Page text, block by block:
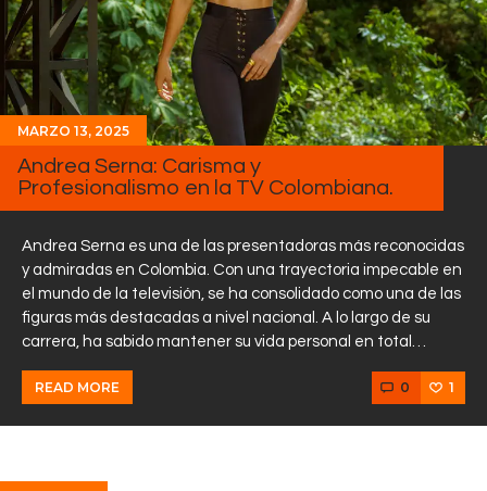
Programas
Noticias
Equipo
Sobre Nosotros
Contactos
MARZO 13, 2025
Andrea Serna: Carisma y
Profesionalismo en la TV Colombiana.
Andrea Serna es una de las presentadoras más reconocidas
y admiradas en Colombia. Con una trayectoria impecable en
el mundo de la televisión, se ha consolidado como una de las
figuras más destacadas a nivel nacional. A lo largo de su
carrera, ha sabido mantener su vida personal en total…
READ MORE 0 1